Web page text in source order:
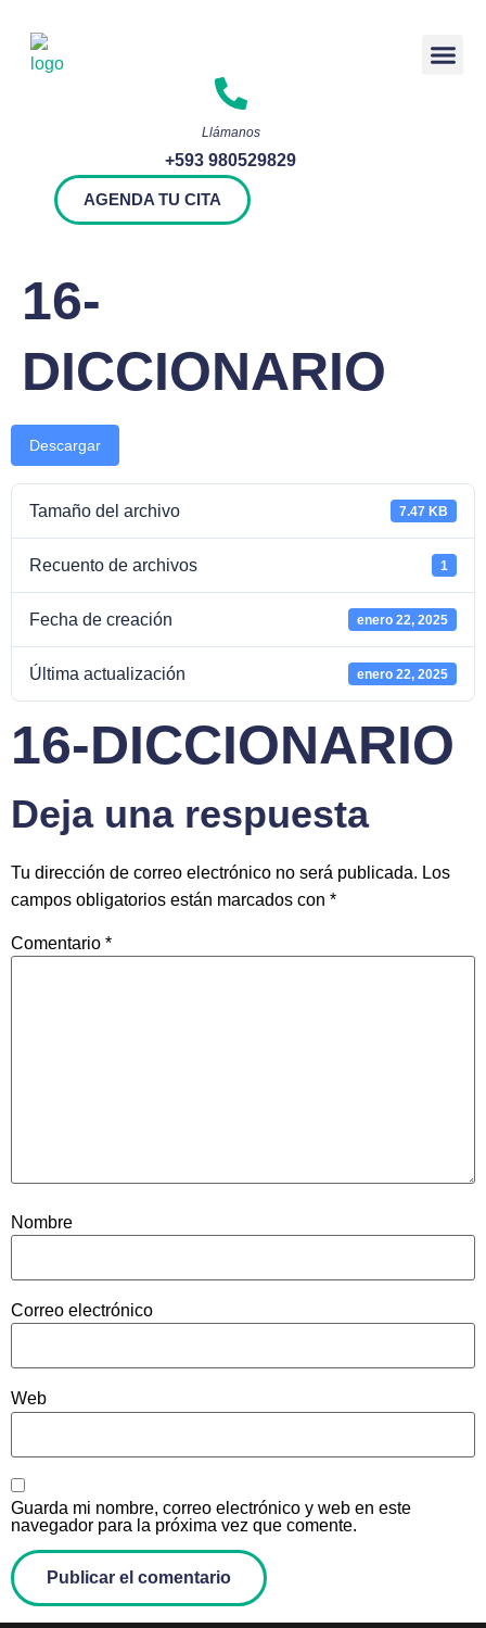
Llámanos
+593 980529829
AGENDA TU CITA
16-
DICCIONARIO
Descargar
Tamaño del archivo 7.47 KB
Recuento de archivos 1
Fecha de creación enero 22, 2025
Última actualización enero 22, 2025
16-DICCIONARIO
Deja una respuesta
Tu dirección de correo electrónico no será publicada. Los
campos obligatorios están marcados con *
Comentario *
Nombre
Correo electrónico
Web
Guarda mi nombre, correo electrónico y web en este
navegador para la próxima vez que comente.